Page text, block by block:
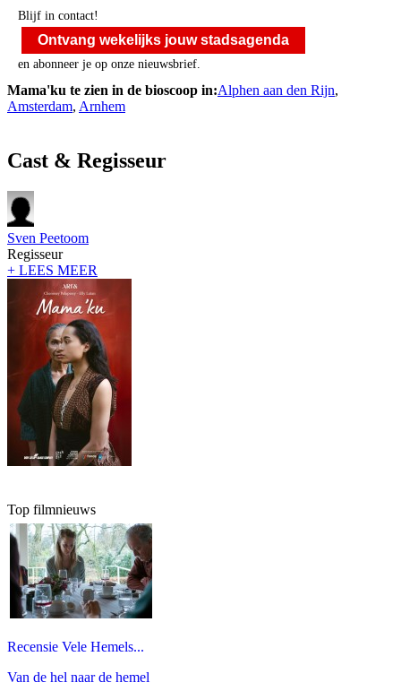
Blijf in contact!
Ontvang wekelijks jouw stadsagenda
en abonneer je op onze nieuwsbrief.
Mama'ku te zien in de bioscoop in:Alphen aan den Rijn,
Amsterdam, Arnhem
Cast & Regisseur
Sven Peetoom
Regisseur
+ LEES MEER
Top filmnieuws
Recensie Vele Hemels...
Van de hel naar de hemel